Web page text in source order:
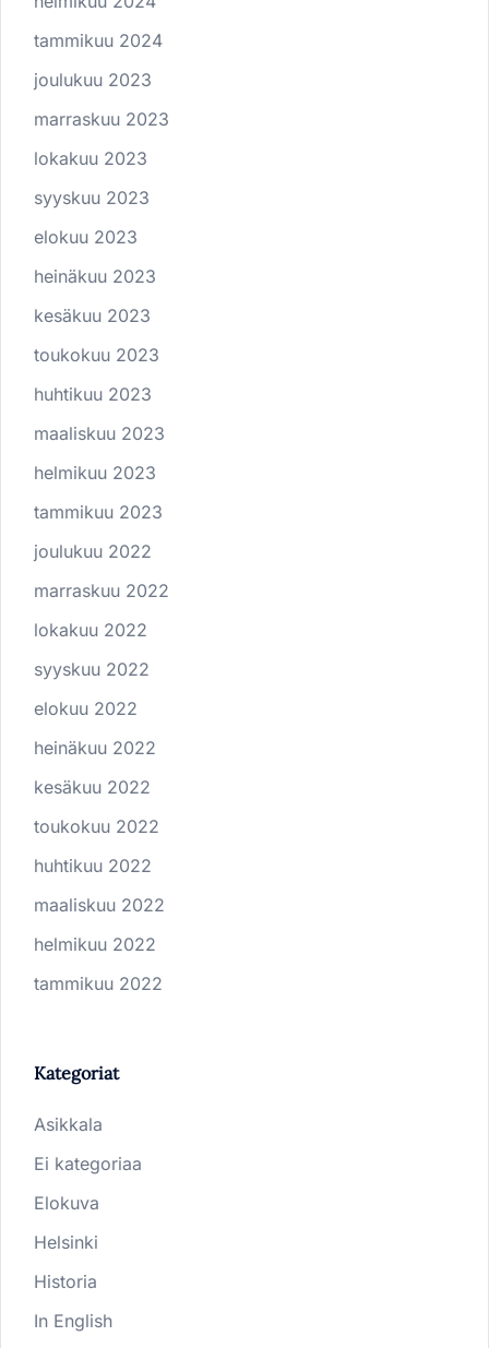
tammikuu 2024
joulukuu 2023
marraskuu 2023
lokakuu 2023
syyskuu 2023
elokuu 2023
heinäkuu 2023
kesäkuu 2023
toukokuu 2023
huhtikuu 2023
maaliskuu 2023
helmikuu 2023
tammikuu 2023
joulukuu 2022
marraskuu 2022
lokakuu 2022
syyskuu 2022
elokuu 2022
heinäkuu 2022
kesäkuu 2022
toukokuu 2022
huhtikuu 2022
maaliskuu 2022
helmikuu 2022
tammikuu 2022
Kategoriat
Asikkala
Ei kategoriaa
Elokuva
Helsinki
Historia
In English